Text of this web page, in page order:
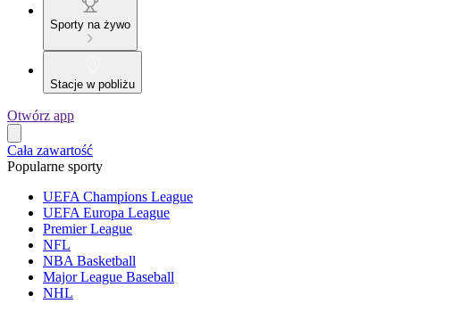
Sporty na żywo
Stacje w pobliżu
Otwórz app
Cała zawartość
Popularne sporty
UEFA Champions League
UEFA Europa League
Premier League
NFL
NBA Basketball
Major League Baseball
NHL